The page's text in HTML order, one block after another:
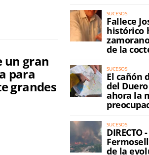
un gran
para
grandes
SUCESOS
Fallece
histórico
de la
SUCESOS
El cañón
del
ahora la
incendio
SUCESOS
DIRECTO
de la